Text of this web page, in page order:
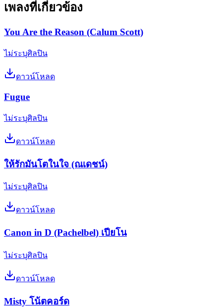
เพลงที่เกี่ยวข้อง
You Are the Reason (Calum Scott)
ไม่ระบุศิลปิน
ดาวน์โหลด
Fugue
ไม่ระบุศิลปิน
ดาวน์โหลด
ให้รักมันโตในใจ (ณเดชน์)
ไม่ระบุศิลปิน
ดาวน์โหลด
Canon in D (Pachelbel) เปียโน
ไม่ระบุศิลปิน
ดาวน์โหลด
Misty โน้ตคอร์ด